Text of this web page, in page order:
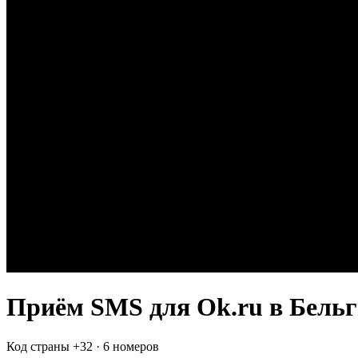
Приём SMS для Ok.ru в
Код страны +32 · 6 номеров